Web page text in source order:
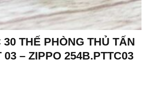
THẾ PHÒNG THỦ TẤN
03 – ZIPPO 254B.PTTC03